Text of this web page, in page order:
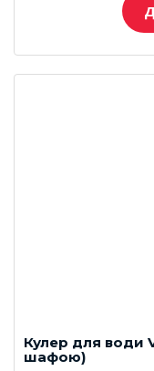
Кулер для води
шафою)